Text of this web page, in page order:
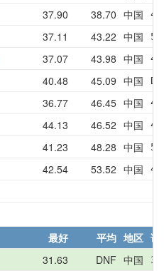
37.90 38.70 中国
37.11 43.22 中国
37.07 43.98 中国
40.48 45.09 中国
36.77 46.45 中国
44.13 46.52 中国
41.23 48.28 中国
42.54 53.52 中国
最好 平均 地区 详
31.63 DNF 中国